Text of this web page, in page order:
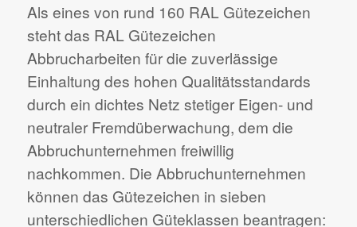
Als eines von rund 160 RAL Gütezeichen
steht das RAL Gütezeichen
Abbrucharbeiten für die zuverlässige
Einhaltung des hohen Qualitätsstandards
durch ein dichtes Netz stetiger Eigen- und
neutraler Fremdüberwachung, dem die
Abbruchunternehmen freiwillig
nachkommen. Die Abbruchunternehmen
können das Gütezeichen in sieben
unterschiedlichen Güteklassen beantragen: